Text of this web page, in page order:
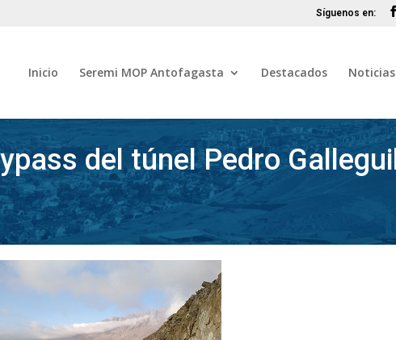
Inicio Seremi MOP Antofagasta Destacados Noticias
del túnel Pedro